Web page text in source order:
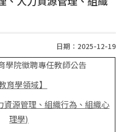
日期：2025-12-19
學院徵聘專任教師公告
教育學領域】
資源管理、組織行為、組織心
理學)